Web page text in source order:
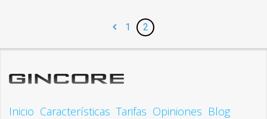
1 2
Inicio Características Tarifas Opiniones Blog